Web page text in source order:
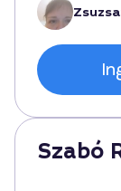
Szabó